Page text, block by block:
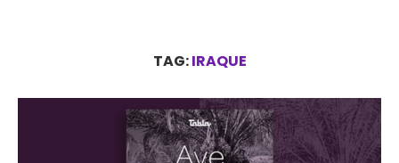
TAG:IRAQUE